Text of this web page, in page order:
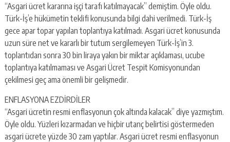
“Asgari ücret kararına işçi tarafı katılmayacak” demiştim. Öyle oldu.
Türk-İş’e hükümetin teklifi konusunda bilgi dahi verilmedi. Türk-İş
gece apar topar yapılan toplantıya katılmadı. Asgari ücret konusunda
uzun süre net ve kararlı bir tutum sergilemeyen Türk-İş’in 3.
toplantıdan sonra 30 bin liraya yakın bir miktar açıklaması, ucube
toplantıya katılmaması ve Asgari Ücret Tespit Komisyonundan
çekilmesi geç ama önemli bir gelişmedir.
ENFLASYONA EZDİRDİLER
“Asgari ücretin resmi enflasyonun çok altında kalacak” diye yazmıştım.
Öyle oldu. Yüzleri kızarmadan ve hiçbir utanç belirtisi göstermeden
asgari ücrete yüzde 30 zam yaptılar. Asgari ücret resmi enflasyonun